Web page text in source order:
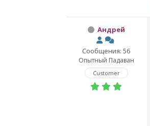
Андрей
Сообщения: 56
Опытный Падаван
Customer